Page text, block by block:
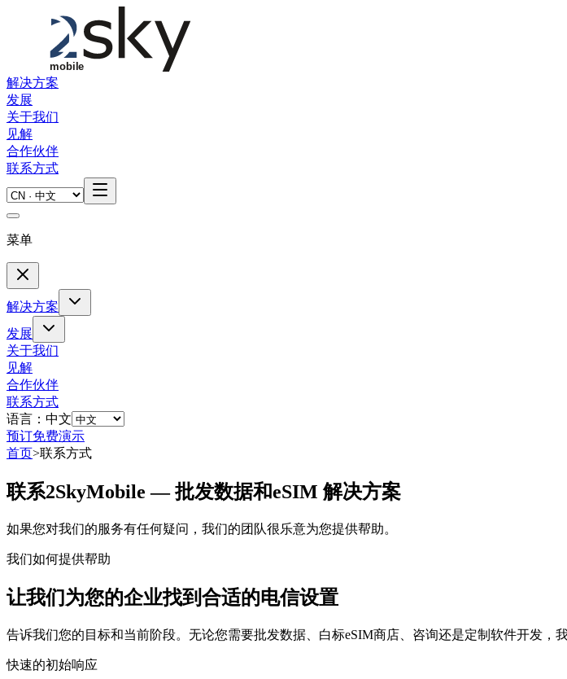
Skip to main content
解决方案
发展
关于我们
见解
合作伙伴
联系方式
菜单
解决方案
发展
关于我们
见解
合作伙伴
联系方式
语言：中文
预订免费演示
首页>联系方式
联系2SkyMobile — 批发数据和eSIM 解决方案
如果您对我们的服务有任何疑问，我们的团队很乐意为您提供帮助。
我们如何提供帮助
让我们为您的企业找到合适的电信设置
告诉我们您的目标和当前阶段。无论您需要批发数据、白标eSIM商店、咨询还是定制软件开发，
快速的初始响应